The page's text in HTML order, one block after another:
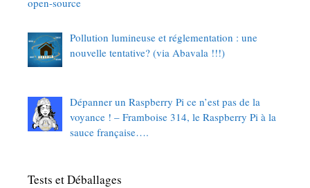
open-source
Pollution lumineuse et réglementation : une
nouvelle tentative? (via Abavala !!!)
Dépanner un Raspberry Pi ce n’est pas de la
voyance ! – Framboise 314, le Raspberry Pi à la
sauce française….
Tests et Déballages